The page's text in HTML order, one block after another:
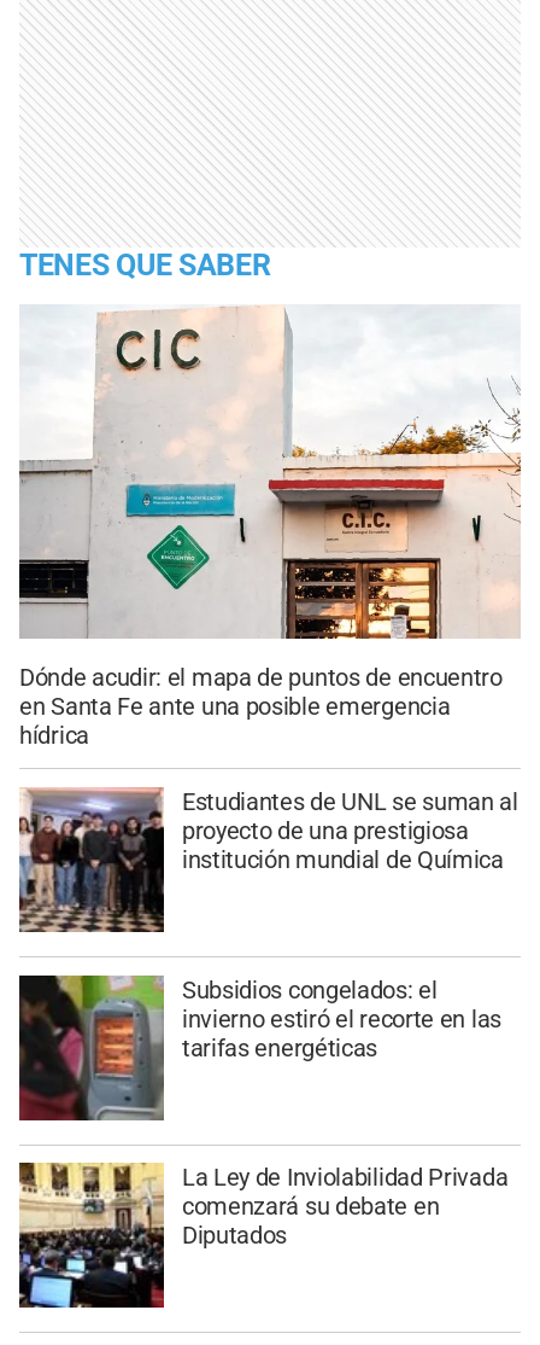
TENES QUE SABER
Dónde acudir: el mapa de puntos de encuentro
en Santa Fe ante una posible emergencia
hídrica
Estudiantes de UNL se suman al
proyecto de una prestigiosa
institución mundial de Química
Subsidios congelados: el
invierno estiró el recorte en las
tarifas energéticas
La Ley de Inviolabilidad Privada
comenzará su debate en
Diputados